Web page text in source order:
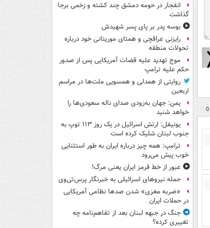
انفجار در حومه دمشق چند کشته و زخمی برجا
گذاشت
بوسه‌ پدر بر پای پسر شهیدش
رایزنی عراقچی و همتای موریتانی خود درباره
تحولات منطقه
موج تهدید علیه قضات آمریکایی پس از صدور
حکم علیه ترامپ
روایتی از همدلی و همسویی ملت‌ها در مراسم
اربعین
یمن: جهان به‌زودی صدای ناله سعودی‌ها را
خواهد شنید
یونیفل: ارتش اسرائیل در یک روز ۱۱۳ توپ به
جنوب لبنان شلیک کرده است
ترامپ: همه چیز درباره ایران به طور استثنایی
خوب پیش می‌رود
عبور از خط قرمز ایران یعنی مرگ!
حمله نیروهای اسرائیلی به خبرنگار پرس‌تی‌وی
«ضربه مغزی» شدن صدها نظامی آمریکایی
در حملات ایران
جنگ در جبهه لبنان بعد از تفاهم‌نامه چه
تغییری کرده؟